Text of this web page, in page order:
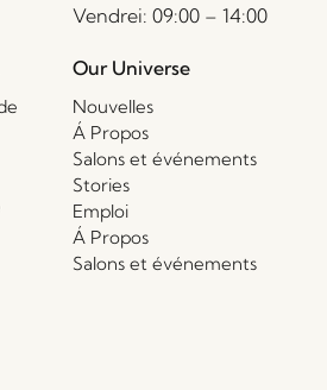
Vendrei: 09:00 – 14:00
Our Universe
Nouvelles
Á Propos
Salons et événements
Stories
Emploi
Á Propos
Salons et événements